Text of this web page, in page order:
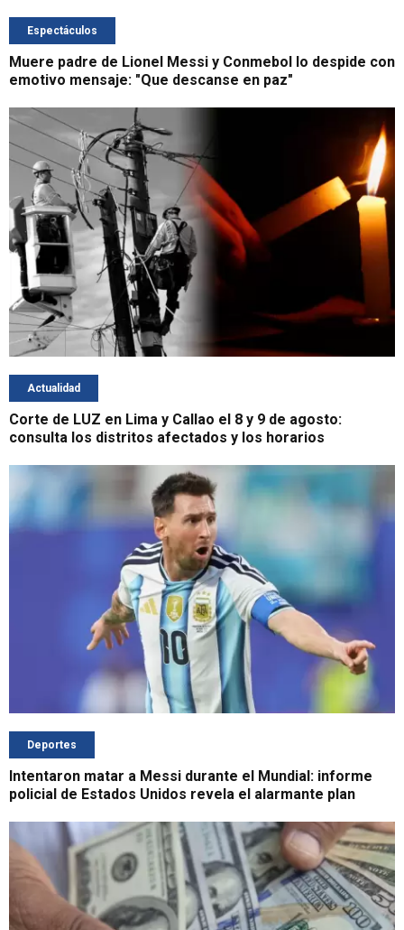
Espectáculos
Muere padre de Lionel Messi y Conmebol lo despide con
emotivo mensaje: "Que descanse en paz"
Actualidad
Corte de LUZ en Lima y Callao el 8 y 9 de agosto:
consulta los distritos afectados y los horarios
Deportes
Intentaron matar a Messi durante el Mundial: informe
policial de Estados Unidos revela el alarmante plan